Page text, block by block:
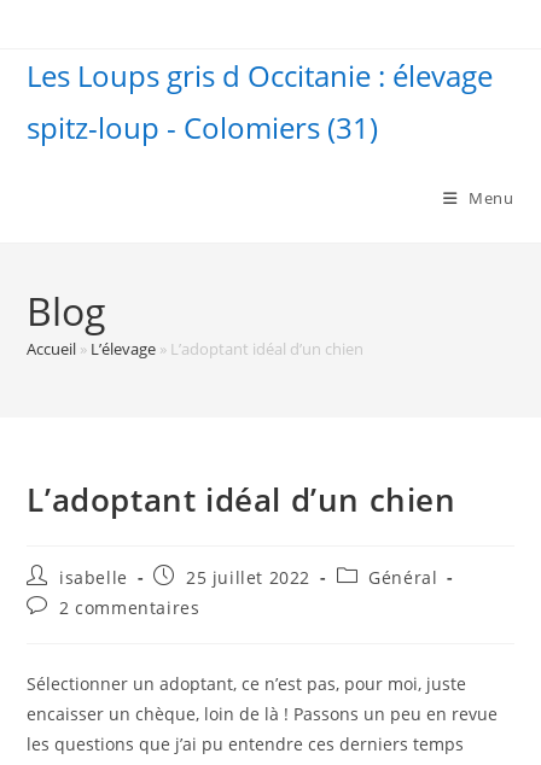
contentLes Loups gris d Occitanie : élevage
spitz-loup - Colomiers (31)
Menu
Blog
Accueil » L’élevage » L’adoptant idéal d’un chien
L’adoptant idéal d’un chien
Auteur/autrice
de
la
isabelle
Publication
publiée :
25 juillet 2022
PostGénéral
Commentaires
publication :
2 commentaires
Sélectionner un adoptant, ce n’est pas, pour moi, juste
encaisser un chèque, loin de là ! Passons un peu en revue
les questions que j’ai pu entendre ces derniers temps